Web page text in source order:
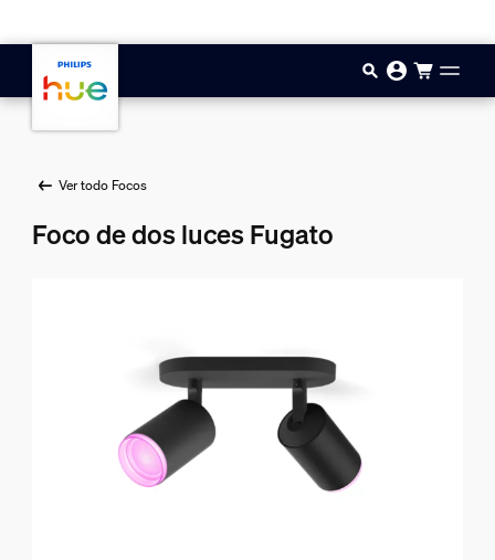
Ver todo Focos
Foco de dos luces Fugato